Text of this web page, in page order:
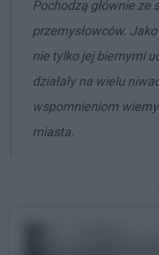
Pochodzą głównie
przemysłowców.
nie tylko jej biernymi
działały na wielu
wspomnieniom
miasta.